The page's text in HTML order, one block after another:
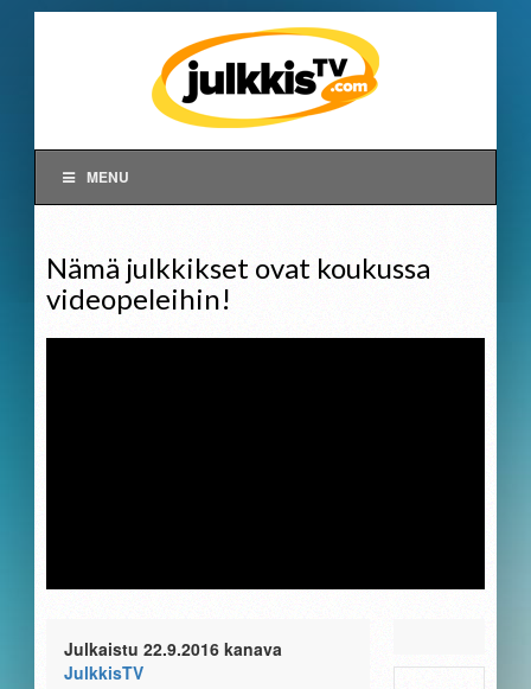
MENU
Nämä julkkikset ovat koukussa
videopeleihin!
Julkaistu 22.9.2016 kanava
JulkkisTV